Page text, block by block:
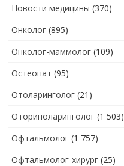
Новости медицины (370)
Онколог (895)
Онколог-маммолог (109)
Остеопат (95)
Отоларинголог (21)
Оториноларинголог (1 503)
Офтальмолог (1 757)
Офтальмолог-хирург (25)